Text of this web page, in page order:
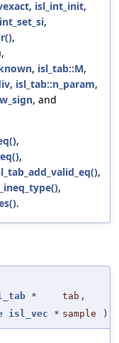
, isl_int_init,
,
,
,
, isl_tab::M,
, isl_tab::n_param,
, and
,
,
,
,
.
* tab ,
isl_vec * sample )